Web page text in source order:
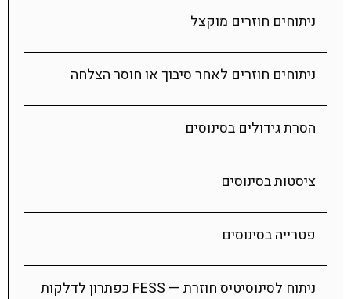
ניתוחים חוזרים מוקצל
ניתוחים חוזרים לאחר סיבוך או חוסר הצלחה
הסרת גידולים בסינוסים
ציסטות בסינוסים
פטרייה בסינוסים
ניתוח לסינוסיטיס חוזרת — FESS כפתרון לדלקות